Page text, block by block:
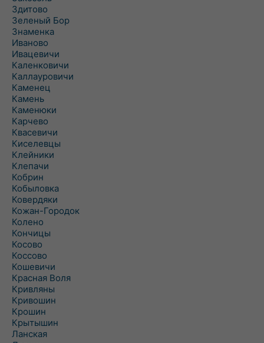
Здитово
Зеленый Бор
Знаменка
Иваново
Ивацевичи
Каленковичи
Каллауровичи
Каменец
Камень
Каменюки
Карчево
Квасевичи
Киселевцы
Клейники
Клепачи
Кобрин
Кобыловка
Ковердяки
Кожан-Городок
Колено
Кончицы
Косово
Коссово
Кошевичи
Красная Воля
Кривляны
Кривошин
Крошин
Крытышин
Ланская